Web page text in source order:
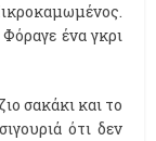
ένα γκρι
σακάκι και το
ότι δεν